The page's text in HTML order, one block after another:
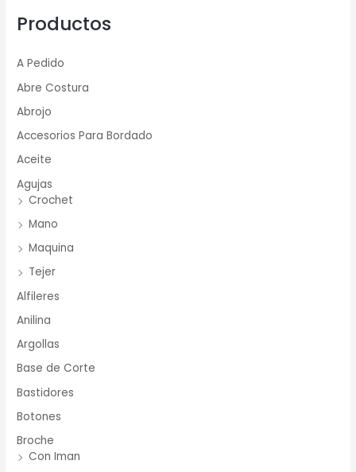
Productos
A Pedido
Abre Costura
Abrojo
Accesorios Para Bordado
Aceite
Agujas
Crochet
Mano
Maquina
Tejer
Alfileres
Anilina
Argollas
Base de Corte
Bastidores
Botones
Broche
Con Iman